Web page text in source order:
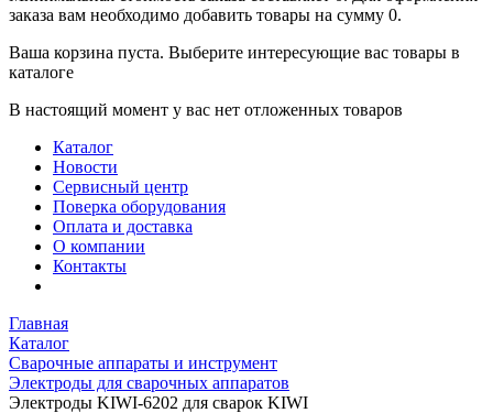
заказа вам необходимо добавить товары на сумму 0.
Ваша корзина пуста. Выберите интересующие вас товары в
каталоге
В настоящий момент у вас нет отложенных товаров
Каталог
Новости
Сервисный центр
Поверка оборудования
Оплата и доставка
О компании
Контакты
Главная
Каталог
Сварочные аппараты и инструмент
Электроды для сварочных аппаратов
Электроды KIWI-6202 для сварок KIWI